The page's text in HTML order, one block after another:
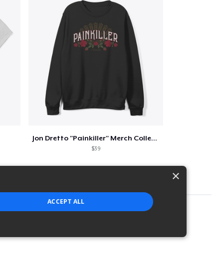
Jon Dretto "Painkiller" Merch Collection
$39
×
ACCEPT ALL